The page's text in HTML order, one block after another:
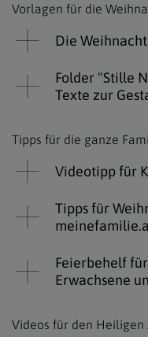
Vorlagen für die
Die
Folder "Stille
Texte zur
Tipps für die ganze
Videotipp für
Tipps für
Feierbehelf
Erwachsene
Videos für den Heiligen